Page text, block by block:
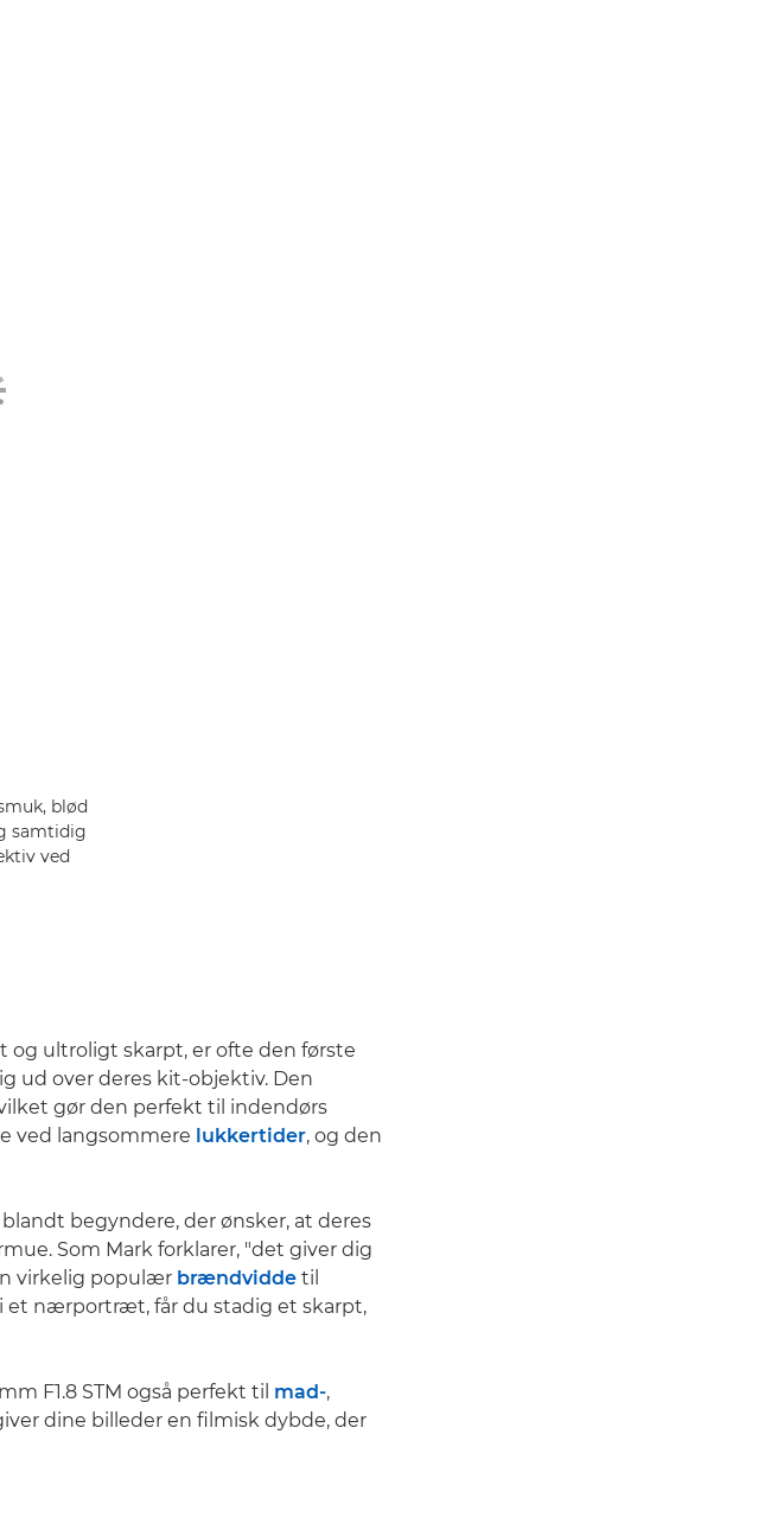
blød
samtidig
ved
og ultroligt skarpt, er ofte den første
ud over deres kit-objektiv. Den
gør den perfekt til indendørs
ved langsommere lukkertider, og den
begyndere, der ønsker, at deres
Som Mark forklarer, "det giver dig
virkelig populær brændvidde til
et nærportræt, får du stadig et skarpt,
F1.8 STM også perfekt til mad-,
dine billeder en filmisk dybde, der